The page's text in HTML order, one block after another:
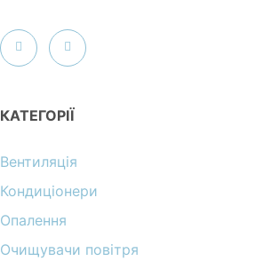
КАТЕГОРІЇ
Вентиляція
Кондиціонери
Опалення
Очищувачи повітря